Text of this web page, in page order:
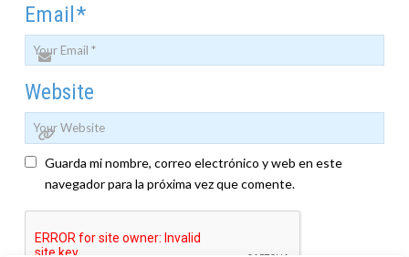
Email*
Website
Guarda mi nombre, correo electrónico y web en este
navegador para la próxima vez que comente.